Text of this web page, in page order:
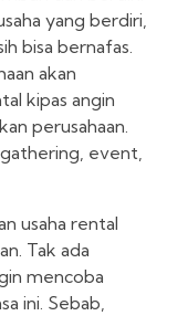
yang berdiri,
bisa bernafas.
akan
kipas angin
perusahaan.
event,
usaha rental
Tak ada
mencoba
ini. Sebab,